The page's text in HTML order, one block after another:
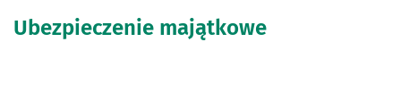
Ubezpieczenie majątkowe